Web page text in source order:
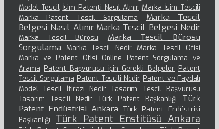
Model Tescil İsim Patenti Nasıl Alınır Marka İsim Tescili
Marka Patent Tescil Sorgulama
Marka Tescil
Belgesi Nasıl Alınır Marka Tescil Belgesi Nedir
Marka Tescil Bürosu
Marka Tescil Bürosu
Sorgulama
Marka Tescil Nedir Marka Tescil Ofisi
Marka ve Patent Ofisi Online Patent Sorgulama ve
Arama Patent Başvurusu için Gerekli Belgeler Patent
Tescil Sorgulama Patent Tescili Nedir Patent ve Faydalı
Model Tescil İtirazı Nedir Tasarım Tescil Başvurusu
Tasarım Tescili Nedir
Türk Patent Başkanlığı
Türk
Patent Endüstrisi Ankara Türk Patent Endüstrisi
Başkanlığı
Türk Patent Enstitüsü Ankara